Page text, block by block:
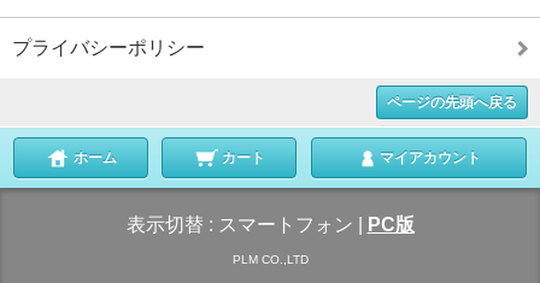
プライバシーポリシー
ページの先頭へ戻る
ホーム カート マイアカウント
表示切替 : スマートフォン PC版
PLM CO.,LTD